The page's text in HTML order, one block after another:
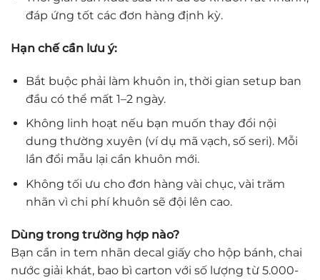
đáp ứng tốt các đơn hàng định kỳ.
Hạn chế cần lưu ý:
Bắt buộc phải làm khuôn in, thời gian setup ban
đầu có thể mất 1–2 ngày.
Không linh hoạt nếu bạn muốn thay đổi nội
dung thường xuyên (ví dụ mã vạch, số seri). Mỗi
lần đổi mẫu lại cần khuôn mới.
Không tối ưu cho đơn hàng vài chục, vài trăm
nhãn vì chi phí khuôn sẽ đội lên cao.
Dùng trong trường hợp nào?
Bạn cần in tem nhãn decal giấy cho hộp bánh, chai
nước giải khát, bao bì carton với số lượng từ 5.000-